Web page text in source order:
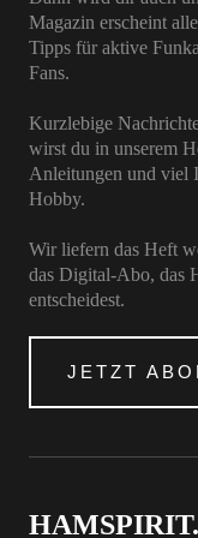
Magazin erscheint
Tipps für aktive
Fans.
Kurzlebige
wirst du in unserem
Anleitungen und viel
Hobby.
Wir liefern das Heft
das Digital-Abo, das
entscheidest.
JETZT